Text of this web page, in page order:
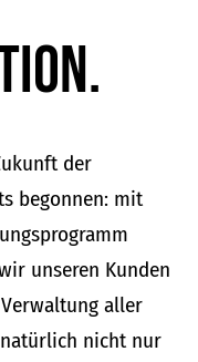
der
begonnen: mit
unseren Kunden
aller
nicht nur